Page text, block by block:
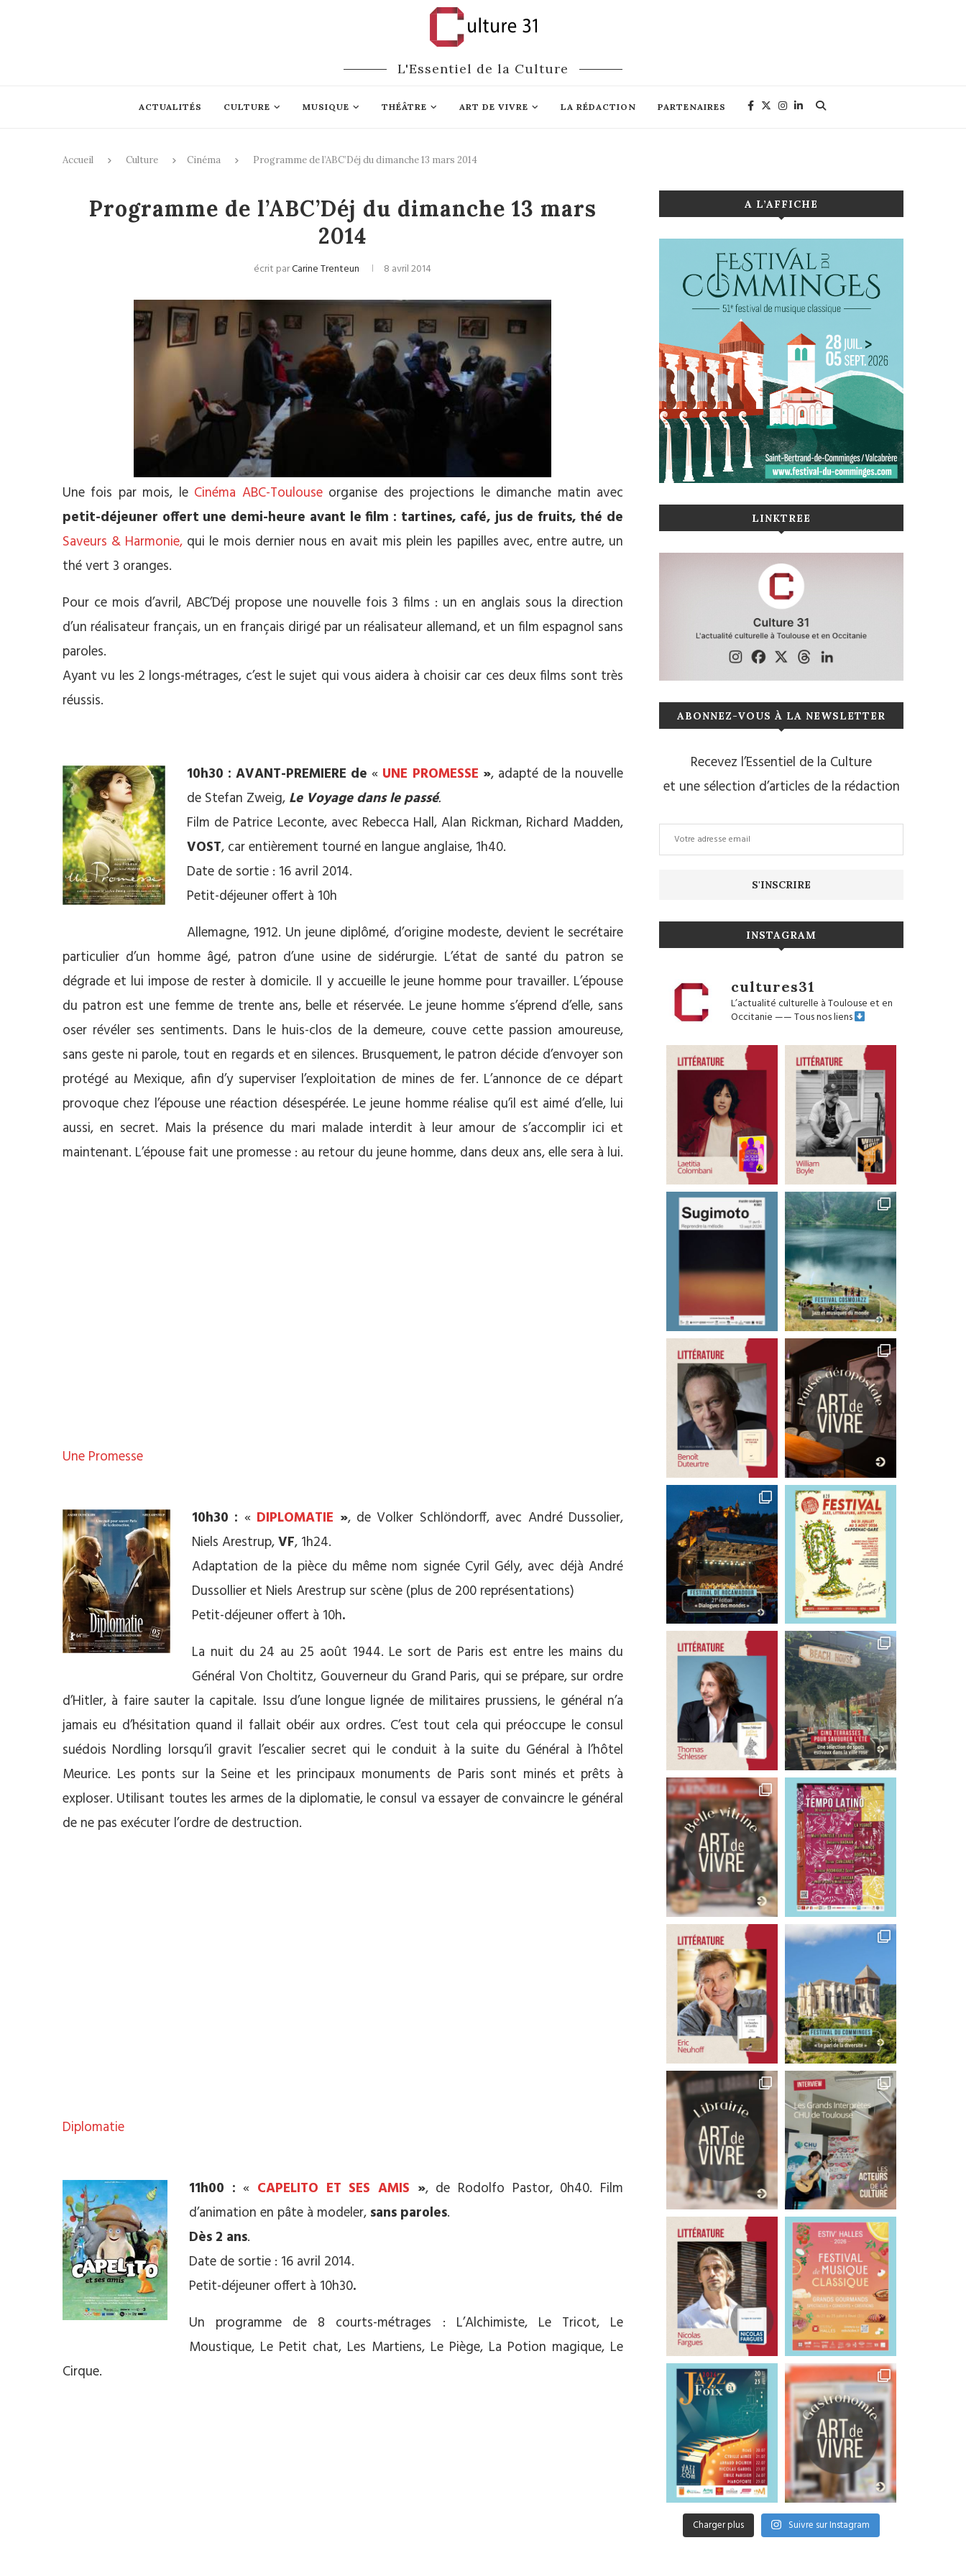
L'Essentiel de la Culture
ACTUALITÉS CULTURE MUSIQUE THÉÂTRE ART DE VIVRE LA RÉDACTION PARTENAIRES
Accueil Culture Cinéma Programme de l’ABC’Déj du dimanche 13 mars 2014
Cinéma
Programme de l’ABC’Déj du dimanche 13 mars
2014
écrit parCarine Trenteun 8 avril 2014
Une fois par mois, le Cinéma ABC-Toulouseorganise des projections le dimanche matin avec
petit-déjeuner offert une demi-heure avant le film : tartines, café, jus de fruits, thé de
Saveurs & Harmonie, qui le mois dernier nous en avait mis plein les papilles avec, entre autre, un
thé vert 3 oranges.
Pour ce mois d’avril, ABC’Déj propose une nouvelle fois 3 films : un en anglais sous la direction
d’un réalisateur français, un en français dirigé par un réalisateur allemand, et un film espagnol sans
paroles.
Ayant vu les 2 longs-métrages, c’est le sujet qui vous aidera à choisir car ces deux films sont très
réussis.
10h30 : AVANT-PREMIERE de « UNE PROMESSE », adapté de la nouvelle
de Stefan Zweig, Le Voyage dans le passé.
Film de Patrice Leconte, avec Rebecca Hall, Alan Rickman, Richard Madden,
VOST, car entièrement tourné en langue anglaise, 1h40.
Date de sortie : 16 avril 2014.
Petit-déjeuner offert à 10h
Allemagne, 1912. Un jeune diplômé, d’origine modeste, devient le secrétaire
particulier d’un homme âgé, patron d’une usine de sidérurgie. L’état de santé du patron se
dégrade et lui impose de rester à domicile. Il y accueille le jeune homme pour travailler. L’épouse
du patron est une femme de trente ans, belle et réservée. Le jeune homme s’éprend d’elle, sans
oser révéler ses sentiments. Dans le huis-clos de la demeure, couve cette passion amoureuse,
sans geste ni parole, tout en regards et en silences. Brusquement, le patron décide d’envoyer son
protégé au Mexique, afin d’y superviser l’exploitation de mines de fer. L’annonce de ce départ
provoque chez l’épouse une réaction désespérée. Le jeune homme réalise qu’il est aimé d’elle, lui
aussi, en secret. Mais la présence du mari malade interdit à leur amour de s’accomplir ici et
maintenant. L’épouse fait une promesse : au retour du jeune homme, dans deux ans, elle sera à lui.
Une Promesse
10h30 : « DIPLOMATIE », de Volker Schlöndorff, avec André Dussolier,
Niels Arestrup,VF, 1h24.
Adaptation de la pièce du même nom signée Cyril Gély, avec déjà André
Dussollier et Niels Arestrup sur scène (plus de 200 représentations)
Petit-déjeuner offert à 10h.
La nuit du 24 au 25 août 1944. Le sort de Paris est entre les mains du
Général Von Choltitz, Gouverneur du Grand Paris, qui se prépare, sur ordre
d’Hitler, à faire sauter la capitale. Issu d’une longue lignée de militaires prussiens, le général n’a
jamais eu d’hésitation quand il fallait obéir aux ordres. C’est tout cela qui préoccupe le consul
suédois Nordling lorsqu’il gravit l’escalier secret qui le conduit à la suite du Général à l’hôtel
Meurice. Les ponts sur la Seine et les principaux monuments de Paris sont minés et prêts à
exploser. Utilisant toutes les armes de la diplomatie, le consul va essayer de convaincre le général
de ne pas exécuter l’ordre de destruction.
Diplomatie
11h00 :« CAPELITO ET SES AMIS », de Rodolfo Pastor, 0h40. Film
d’animation en pâte à modeler, sans paroles.
Dès 2 ans.
Date de sortie : 16 avril 2014.
Petit-déjeuner offert à 10h30.
Un programme de 8 courts-métrages : L’Alchimiste, Le Tricot, Le
Moustique, Le Petit chat, Les Martiens, Le Piège, La Potion magique, Le
Cirque.
A L’AFFICHE
LINKTREE
ABONNEZ-VOUS À LA NEWSLETTER
Recevez l’Essentiel de la Culture
et une sélection d’articles de la rédaction
INSTAGRAM
cultures31
L’actualité culturelle à Toulouse et en
Occitanie——Tous nos liens
Charger plus Suivre sur Instagram